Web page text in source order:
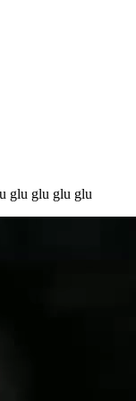
glu glu glu glu